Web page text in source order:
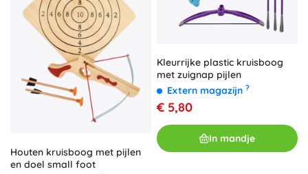
Houten kruisboog met pijlen
en doel small foot
Kleurrijke plastic kruisboog
met zuignap pijlen
Extern magazijn ?
€ 5,80
In mandje